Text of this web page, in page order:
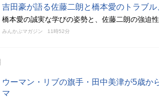
吉田豪が語る佐藤二朗と橋本愛のトラブ
橋本愛の誠実な学びの姿勢と、佐藤二朗の強迫
みんかぶマガジン 11時52分
ウーマン・リブの旗手・田中美津が5歳か
マ